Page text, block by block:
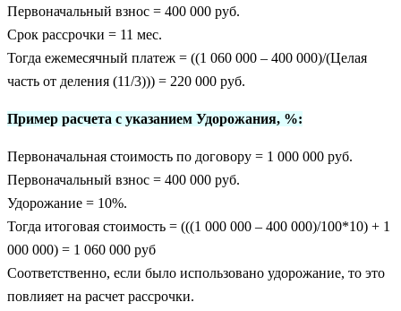
Первоначальный взнос = 400 000 руб.
Срок рассрочки = 11 мес.
Тогда ежемесячный платеж = ((1 060 000 – 400 000)/(Целая
часть от деления (11/3))) = 220 000 руб.
Пример расчета c указанием Удорожания, %:
Первоначальная стоимость по договору = 1 000 000 руб.
Первоначальный взнос = 400 000 руб.
Удорожание = 10%.
Тогда итоговая стоимость = (((1 000 000 – 400 000)/100*10) + 1
000 000) = 1 060 000 руб
Соответственно, если было использовано удорожание, то это
повлияет на расчет рассрочки.